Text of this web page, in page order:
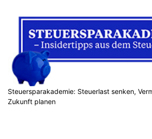
Steuersparakademie: Steuerlast senken,
Zukunft planen